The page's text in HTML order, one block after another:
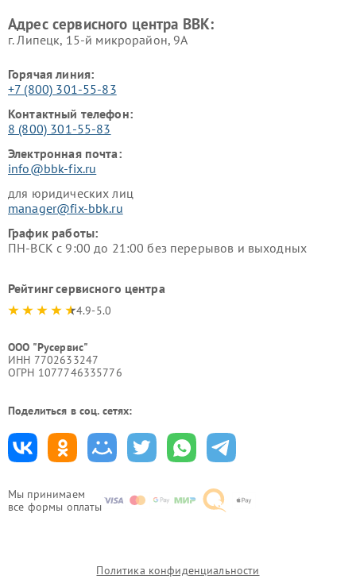
Мы принимаем
все формы оплаты
Адрес сервисного центра BBK:
г. Липецк, 15-й микрорайон, 9А
Горячая линия:
+7 (800) 301-55-83
Контактный телефон:
8 (800) 301-55-83
Электронная почта:
info@bbk-fix.ru
для юридических лиц
manager@fix-bbk.ru
График работы:
ПН-ВСК с 9:00 до 21:00 без перерывов и выходных
Рейтинг сервисного центра
4.9-5.0
ООО "Русервис"
ИНН 7702633247
ОГРН 1077746335776
Поделиться в соц. сетях:
Политика конфиденциальности